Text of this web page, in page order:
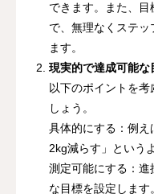
できます。また、目
で、無理なくステッ
ます。
現実的で達成可能な
以下のポイントを
しょう。
具体的にする：例
2kg減らす」という
測定可能にする：
な目標を設定しま
求人・スタッフ募集